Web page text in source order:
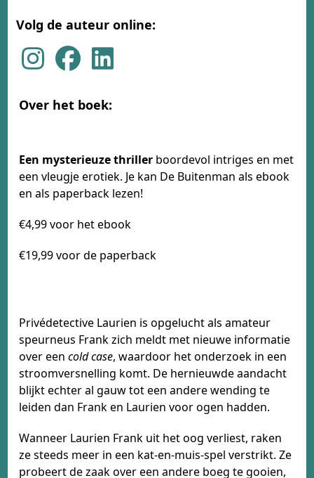
Volg de auteur online:
Over het boek:
Een mysterieuze thriller boordevol intriges en met
een vleugje erotiek. Je kan De Buitenman als ebook
en als paperback lezen!
€4,99 voor het ebook
€19,99 voor de paperback
Privédetective Laurien is opgelucht als amateur
speurneus Frank zich meldt met nieuwe informatie
over eencold case, waardoor het onderzoek in een
stroomversnelling komt. De hernieuwde aandacht
blijkt echter al gauw tot een andere wending te
leiden dan Frank en Laurien voor ogen hadden.
Wanneer Laurien Frank uit het oog verliest, raken
ze steeds meer in een kat-en-muis-spel verstrikt. Ze
probeert de zaak over een andere boeg te gooien,